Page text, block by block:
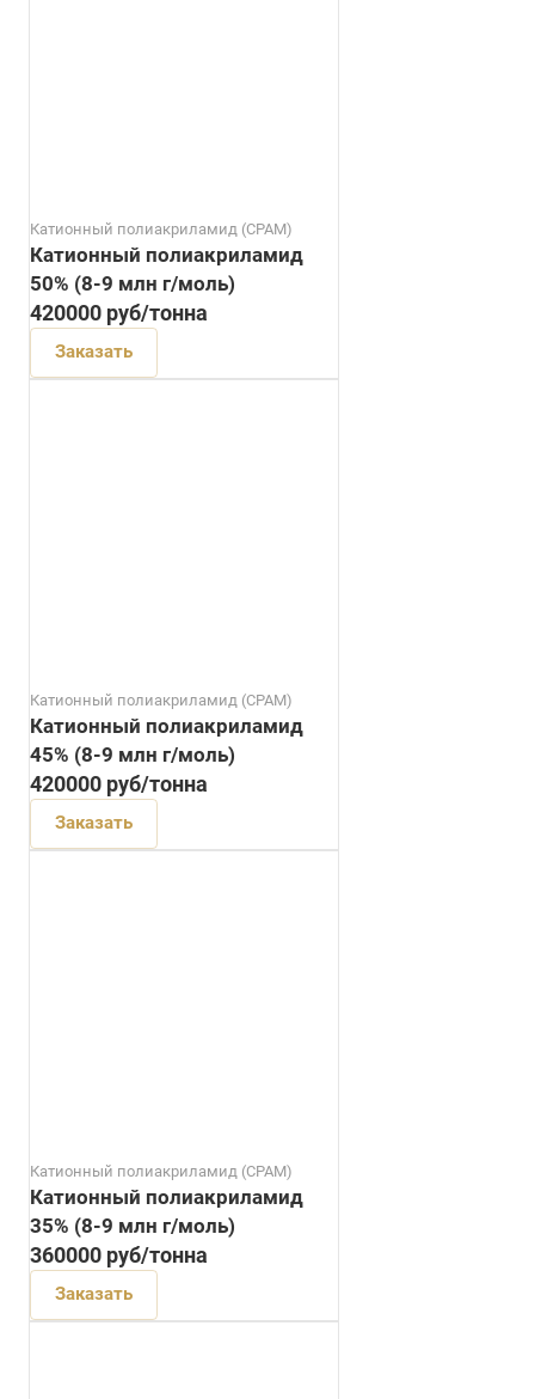
Катионный полиакриламид (CPAM)
Катионный полиакриламид
50% (8-9 млн г/моль)
420000 руб/тонна
Заказать
Катионный полиакриламид (CPAM)
Катионный полиакриламид
45% (8-9 млн г/моль)
420000 руб/тонна
Заказать
Катионный полиакриламид (CPAM)
Катионный полиакриламид
35% (8-9 млн г/моль)
360000 руб/тонна
Заказать